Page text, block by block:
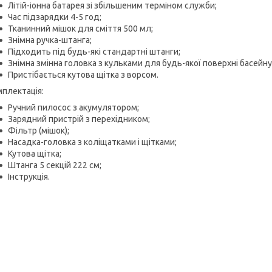
Літій-іонна батарея зі збільшеним терміном служби;
Час підзарядки 4-5 год;
Тканинний мішок для сміття 500 мл;
Знімна ручка-штанга;
Підходить під будь-які стандартні штанги;
Знімна змінна головка з кульками для будь-якої поверхні
Пристібається кутова щітка з ворсом.
Ручний пилосос з акумулятором;
Зарядний пристрій з перехідником;
Фільтр (мішок);
Насадка-головка з коліщатками і щітками;
Кутова щітка;
Штанга 5 секцій 222 см;
Інструкція.